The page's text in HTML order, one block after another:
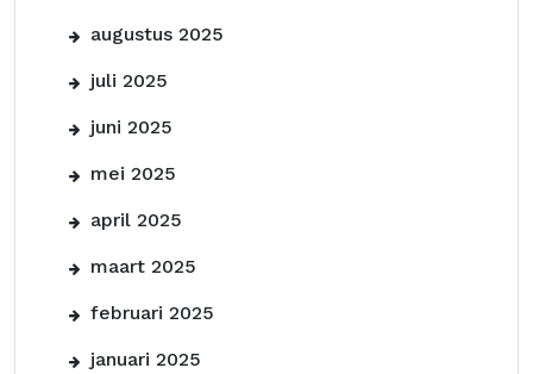
augustus 2025
juli 2025
juni 2025
mei 2025
april 2025
maart 2025
februari 2025
januari 2025